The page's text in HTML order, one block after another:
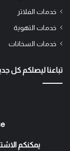
خدمات الفلاتر
خدمات التهوية
خدمات السخانات
تباعنا ليصلكم كل
يمكنكم